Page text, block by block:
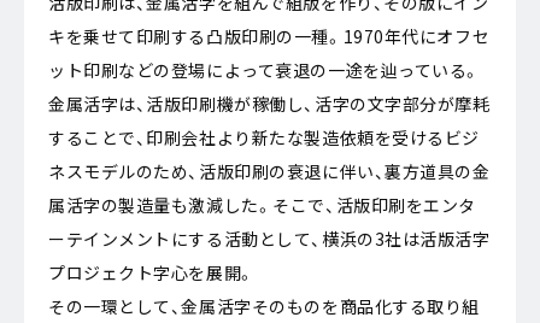
キを乗せて印刷する凸版印刷の一種。1970年代にオフセ
ット印刷などの登場によって衰退の一途を辿っている。
金属活字は、活版印刷機が稼働し、活字の文字部分が摩耗
することで、印刷会社より新たな製造依頼を受けるビジ
ネスモデルのため、活版印刷の衰退に伴い、裏方道具の金
属活字の製造量も激減した。そこで、活版印刷をエンタ
ーテインメントにする活動として、横浜の3社は活版活字
プロジェクト字心を展開。
その一環として、金属活字そのものを商品化する取り組